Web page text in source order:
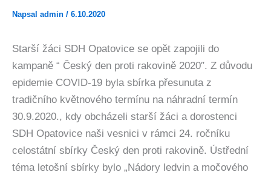
Napsal admin / 6.10.2020
Starší žáci SDH Opatovice se opět zapojili do
kampaně “ Český den proti rakovině 2020″. Z důvodu
epidemie COVID-19 byla sbírka přesunuta z
tradičního květnového termínu na náhradní termín
30.9.2020., kdy obcházeli starší žáci a dorostenci
SDH Opatovice naši vesnici v rámci 24. ročníku
celostátní sbírky Český den proti rakovině. Ústřední
téma letošní sbírky bylo „Nádory ledvin a močového